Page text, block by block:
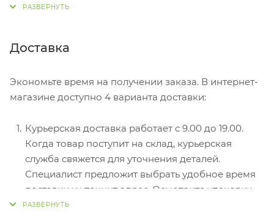
документы, вносите денежные средства,
перенаправит вас на сервер системы ASSIST.
Здесь нужно ввести номер карты, срок действия
Электронные системы при онлайн-заказе:
PayPal, WebMoney и Яндекс.Деньги. Для
совершения покупки система перенаправит вас
на страницу платежного сервиса. Здесь
необходимо заполнить форму по инструкции.
Доставка
Экономьте время на получении заказа. В интернет-
магазине доступно 4 варианта доставки:
Курьерская доставка работает с 9.00 до 19.00.
Когда товар поступит на склад, курьерская
служба свяжется для уточнения деталей.
Специалист предложит выбрать удобное время
доставки и уточнит адрес. Осмотрите упаковку
на целостность и соответствие указанной